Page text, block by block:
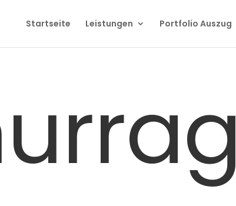
Startseite Leistungen Portfolio Auszug